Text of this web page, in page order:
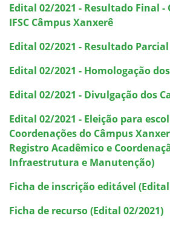
Edital 02/2021 - Resultado Final -
IFSC Câmpus Xanxerê
Edital 02/2021 - Resultado Parcial
Edital 02/2021 - Homologação
Edital 02/2021 - Divulgação dos
Edital 02/2021 - Eleição para
Coordenações do Câmpus
Registro Acadêmico e
Infraestrutura e Manutenção)
Ficha de inscrição editável
Ficha de recurso (Edital 02/2021)